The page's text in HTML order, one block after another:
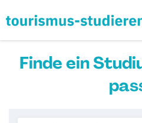
Finde ein